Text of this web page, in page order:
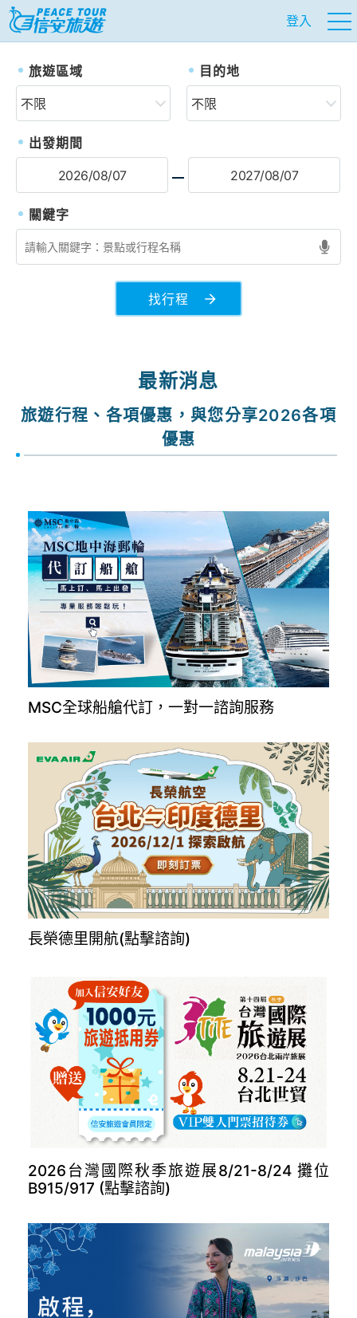
登入
目的地
最新消息
旅遊行程、各項優惠，與您分享2026各項
優惠
MSC全球船艙代訂，一對一諮詢服務
長榮德里開航(點擊諮詢)